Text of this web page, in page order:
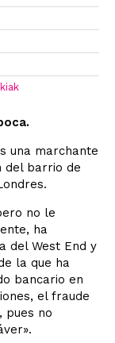
una marchante
del barrio de
no le
ha
del West End y
la que ha
bancario en
el fraude
pues no